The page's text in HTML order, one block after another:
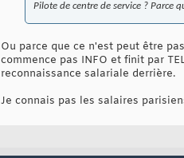
Pilote de centre de service ? Parce
Ou parce que ce n'est peut être
commence pas INFO et finit par
reconnaissance salariale derrière.
Je connais pas les salaires